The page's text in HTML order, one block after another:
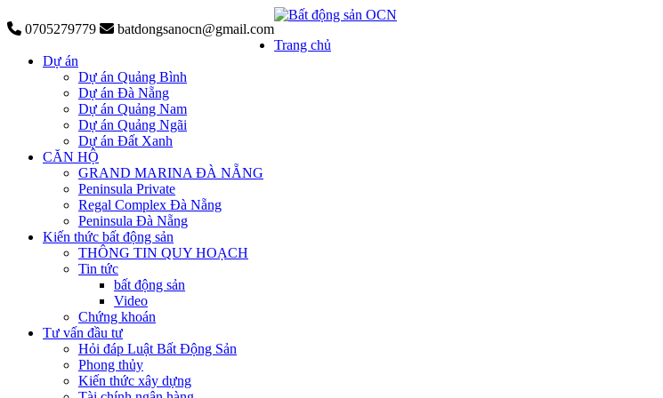
0705279779
batdongsanocn@gmail.com
Trang chủ
Dự án
Dự án Quảng Bình
Dự án Đà Nẵng
Dự án Quảng Nam
Dự án Quảng Ngãi
Dự án Đất Xanh
CĂN HỘ
GRAND MARINA ĐÀ NẴNG
Peninsula Private
Regal Complex Đà Nẵng
Peninsula Đà Nẵng
Kiến thức bất động sản
THÔNG TIN QUY HOẠCH
Tin tức
bất động sản
Video
Chứng khoán
Tư vấn đầu tư
Hỏi đáp Luật Bất Động Sản
Phong thủy
Kiến thức xây dựng